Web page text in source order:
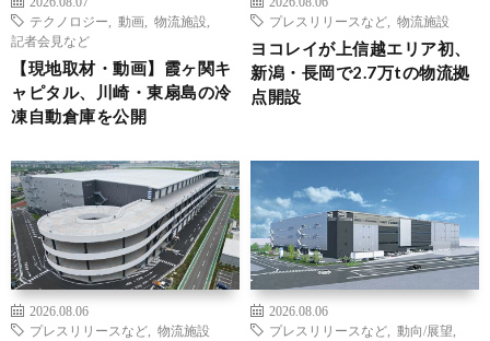
テクノロジー
動画 物流施設
記者会見など
【現地取材・動画】霞ヶ関キ
ャピタル、川崎・東扇島の冷
凍自動倉庫を公開
プレスリリースなど
物流施設
ヨコレイが上信越エリア初、
新潟・長岡で2.7万tの物流拠
点開設
2026.08.06
プレスリリースなど
物流施設
2026.08.06
プレスリリースなど
動向/展望